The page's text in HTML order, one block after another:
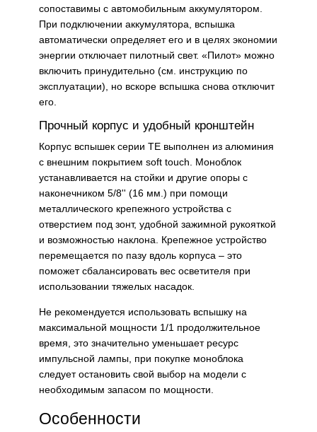
сопоставимы с автомобильным аккумулятором.
При подключении аккумулятора, вспышка
автоматически определяет его и в целях экономии
энергии отключает пилотный свет. «Пилот» можно
включить принудительно (см. инструкцию по
эксплуатации), но вскоре вспышка снова отключит
его.
Прочный корпус и удобный кронштейн
Корпус вспышек серии TE выполнен из алюминия
с внешним покрытием soft touch. Моноблок
устанавливается на стойки и другие опоры с
наконечником 5/8'' (16 мм.) при помощи
металлического крепежного устройства с
отверстием под зонт, удобной зажимной рукояткой
и возможностью наклона. Крепежное устройство
перемещается по пазу вдоль корпуса – это
поможет сбалансировать вес осветителя при
использовании тяжелых насадок.
Не рекомендуется использовать вспышку на
максимальной мощности 1/1 продолжительное
время, это значительно уменьшает ресурс
импульсной лампы, при покупке моноблока
следует остановить свой выбор на модели с
необходимым запасом по мощности.
Особенности